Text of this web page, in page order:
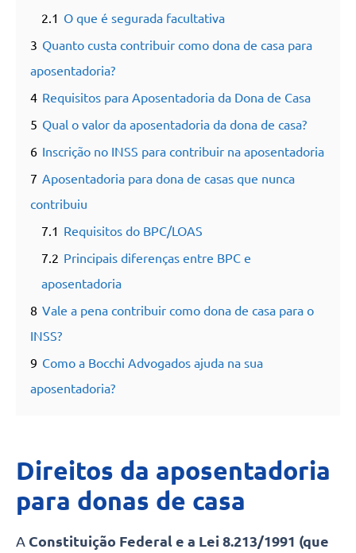
2.1 O que é segurada facultativa
3 Quanto custa contribuir como dona de casa para
aposentadoria?
4 Requisitos para Aposentadoria da Dona de Casa
5 Qual o valor da aposentadoria da dona de casa?
6 Inscrição no INSS para contribuir na aposentadoria
7 Aposentadoria para dona de casas que nunca
contribuiu
7.1 Requisitos do BPC/LOAS
7.2 Principais diferenças entre BPC e
aposentadoria
8 Vale a pena contribuir como dona de casa para o
INSS?
9 Como a Bocchi Advogados ajuda na sua
aposentadoria?
Direitos da aposentadoria
para donas de casa
A Constituição Federal e a Lei 8.213/1991 (que